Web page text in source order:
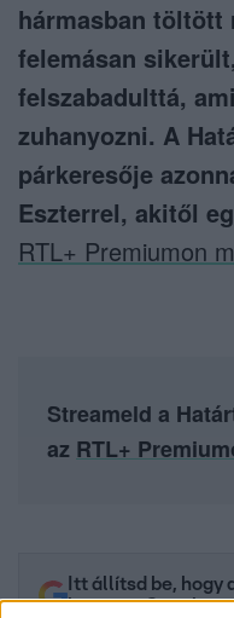
hármasban töltött
felemásan
felszabadulttá,
zuhanyozni. A
párkeresője
Eszterrel, akitől
RTL+ Premiumon
Streameld a
az RTL+
Itt állítsd be, hogy
legyen a Google-